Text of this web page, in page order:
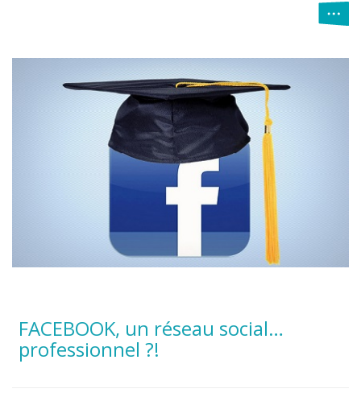
FACEBOOK, un réseau social…
professionnel ?!